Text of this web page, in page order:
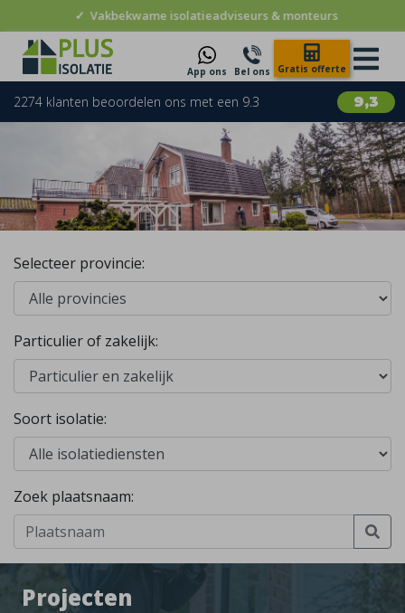
isolatieadviseurs & monteurs
App ons Bel ons Gratis offerte
9,3
2274 klanten beoordelen ons met een 9.3
Selecteer provincie:
Particulier of zakelijk:
Soort isolatie:
Zoek plaatsnaam:
Projecten